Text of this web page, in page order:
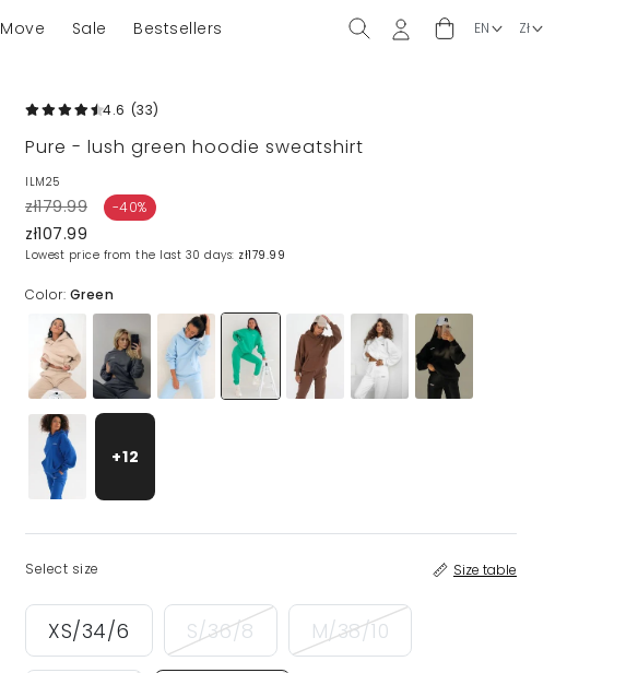
Move Sale Bestsellers
4.6 (33)
Pure - lush green hoodie sweatshirt
ILM25
zł179.99 -40%
zł107.99
Lowest price from the last 30 days: zł179.99
Color: Green
+12
Select size Size table
XS/34/6 S/36/8 M/38/10